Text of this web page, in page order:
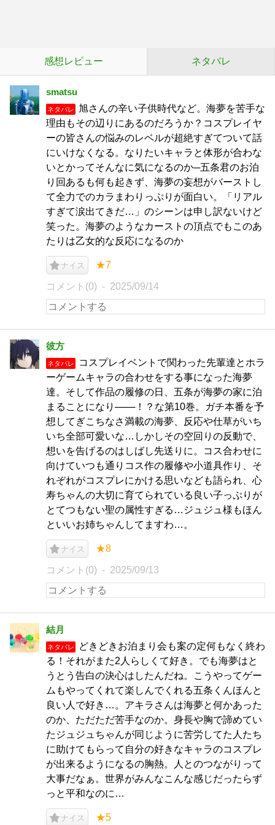
感想レビュー ネタバレ
smatsu
ネタバレ
旭さんの辛い子供時代など。海夢を苦手な
理由もその辺りにあるのだろうか？コスプレイヤ
ーの皆さんの悩みのレベルが超絶すぎてついて話
にいけなくなる。なりたいキャラと体形が合わな
いとかってそんなに気になるのか─五条君のお泊
り回あるも何も起きず、海夢の妄想がバーストし
て全力でのカラまわりっぷりが面白い。「リアル
すぎて涙出てきだ…」のシーンは申し訳ないけど
笑った。海夢のようなカーストの頂点でもこのあ
たりは乙女的な反応になるのか
ナイス ★7
コメント(0) 2025/09/14
彼方
ネタバレ
コスプレイベントで関わった先輩達とホラ
ーゲームキャラの合わせをする事になった海夢
達。そして作品の履修の日、五条が海夢の家に泊
まることになり───！？な第10巻。ガチ本番を予
想してぎこちなさ満載の海夢、反応や仕草がいち
いち全部可愛いな…しかしその空回りの反動で、
想いを告げるのはしばし先送りに。コス合わせに
向けていつも通りコス作の履修や小道具作り、そ
れぞれがコスプレにかける思いなども語られ、心
寿ちゃんの大切に育てられている良い子っぷりが
とてつもない聖の属性すぎる…ジュジュ様もほん
といいお姉ちゃんしてますわ…。
ナイス ★8
コメント(0) 2025/09/13
結月
ネタバレ
どきどきお泊まり会も案の定何もなく終わ
る！それがまた2人らしくて好き。でも海夢はと
うとう告白の決心はしたんだね。こうやってゲー
ムもやってくれて楽しんでくれる五条くんほんと
良い人で好き…。アキラさんは海夢と何かあった
のか、ただただ苦手なのか。身長や胸で諦めてい
たジュジュちゃんが同じように苦労してた人たち
に助けてもらって自分の好きなキャラのコスプレ
が出来るようになるの胸熱。人とのつながりって
大事だなぁ。世界がみんなこんな感じだったらず
っと平和なのに…
ナイス ★5